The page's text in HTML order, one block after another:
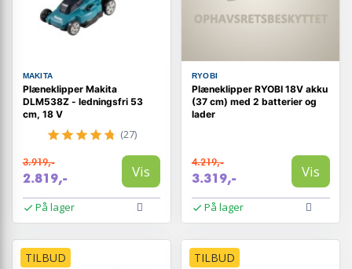
MAKITA
Plæneklipper Makita
DLM538Z - ledningsfri 53
cm, 18 V
(27)
3.919,-
2.819,- Vis
På lager
RYOBI
Plæneklipper RYOBI 18V akku
(37 cm) med 2 batterier og
lader
4.219,-
3.319,- Vis
På lager
TILBUD TILBUD